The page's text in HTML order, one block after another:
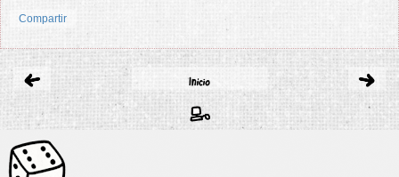
Compartir